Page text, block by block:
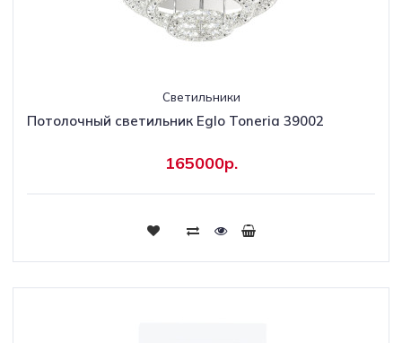
Светильники
Потолочный светильник Eglo Toneria 39002
165000р.